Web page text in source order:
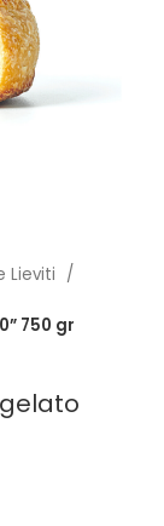
Lieviti
750 gr